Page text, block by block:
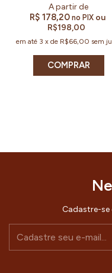
R$ 178,20no PIX ou
R$198,00
em até 3 xde R$66,00 sem
Cadastre-se